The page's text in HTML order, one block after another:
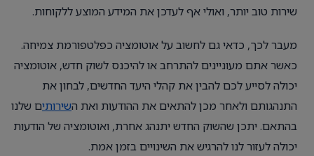
שירות טוב יותר, ואולי אף לעדכן את המידע המוצע ללקוחות.
מעבר לכך, כדאי גם לחשוב על אוטומציה כפלטפורמת צמיחה.
כאשר אתם מעוניינים להתרחב או להיכנס לשוק חדש, אוטומציה
יכולה לסייע לכם להבין את קהלי היעד החדשים, לבחון את
התנהגותם ולאחר מכן להתאים את ההודעות ואת השירותים שלנו
בהתאם. יתכן שהשוק החדש יתנהג אחרת, ואוטומציה של הודעות
יכולה לעזור לנו להרגיש את השינויים בזמן אמת.